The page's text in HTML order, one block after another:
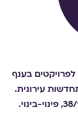
לפרויקטים בענף
עירונית.